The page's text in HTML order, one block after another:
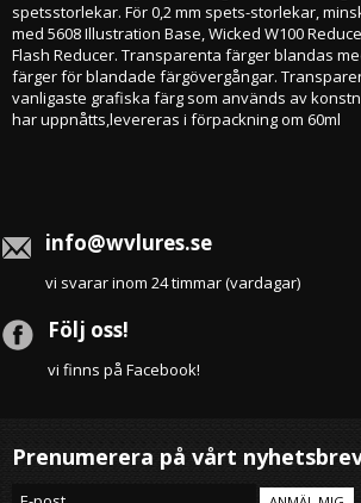
spetsstorlekar. För 0,2 mm spets-storlekar,
med 5608 Illustration Base, Wicked W100
Flash Reducer. Transparenta färger blandas
färger för blandade färgövergångar.
vanligaste grafiska färg som används av
har uppnåtts,levereras i förpackning om 60ml
info@wvlures.se
vi svarar inom 24 timmar (vardagar)
Följ oss!
vi finns på Facebook!
Prenumerera på vårt